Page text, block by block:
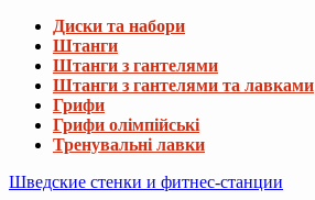
Диски та набори
Штанги
Штанги з гантелями
Штанги з гантелями та лавками
Грифи
Грифи олімпійські
Тренувальні лавки
Шведские стенки и фитнес-станции